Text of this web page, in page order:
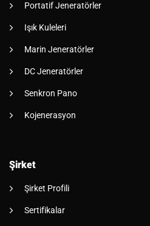
Portatif Jeneratörler
Işık Kuleleri
Marin Jeneratörler
DC Jeneratörler
Senkron Pano
Kojenerasyon
Şirket
Şirket Profili
Sertifikalar